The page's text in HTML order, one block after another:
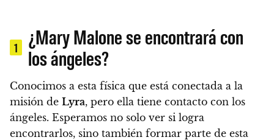
1
¿Mary Malone se encontrará con
los ángeles?
Conocimos a esta física que está conectada a la
misión de Lyra, pero ella tiene contacto con los
ángeles. Esperamos no solo ver si logra
encontrarlos, sino también formar parte de esta